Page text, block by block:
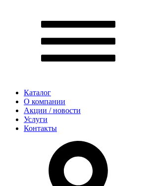
Каталог
О компании
Акции / новости
Услуги
Контакты